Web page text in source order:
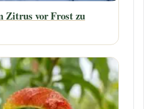
Zitrus vor Frost zu